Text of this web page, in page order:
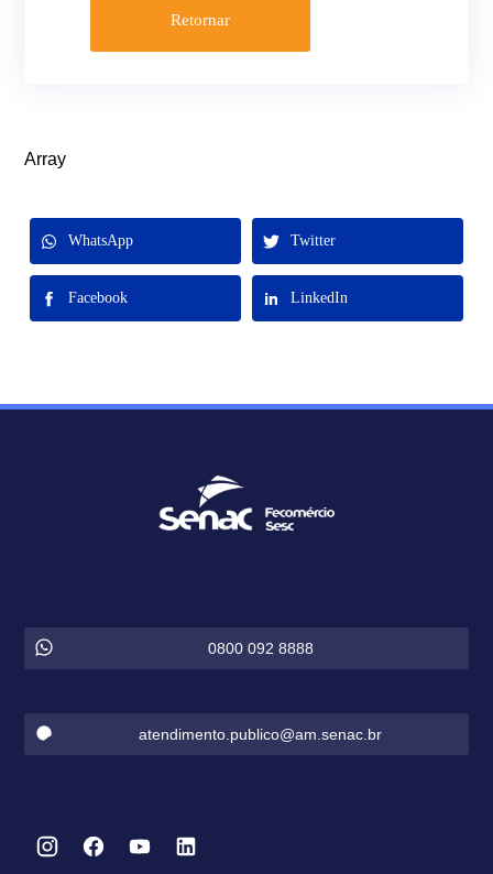
Retornar
Array
WhatsApp Twitter
Facebook LinkedIn
0800 092 8888
atendimento.publico@am.senac.br